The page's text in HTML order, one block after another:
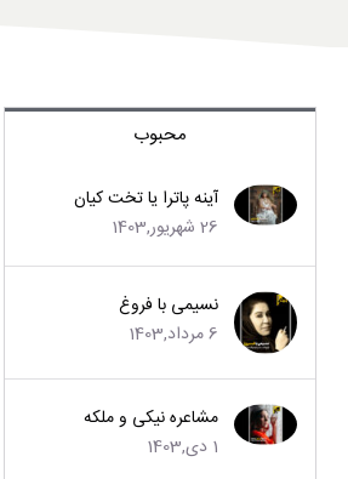
محبوب
آینه پاترا یا تخت کیان
26 شهریور,1403
نسیمی با فروغ
6 مرداد,1403
مشاعره نیکی و ملکه
1 دی,1403